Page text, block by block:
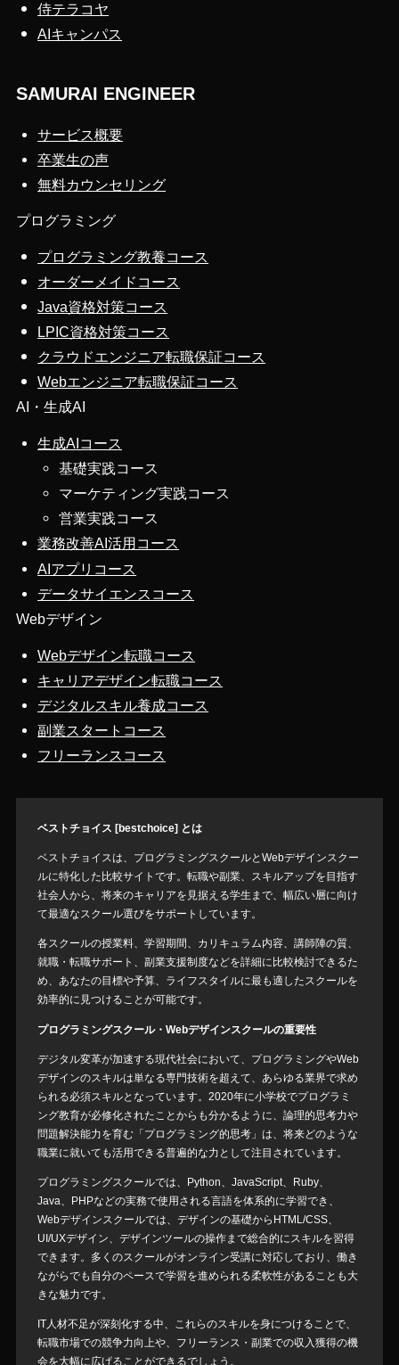
侍テラコヤ
AIキャンパス
SAMURAI ENGINEER
サービス概要
卒業生の声
無料カウンセリング
プログラミング
プログラミング教養コース
オーダーメイドコース
Java資格対策コース
LPIC資格対策コース
クラウドエンジニア転職保証コース
Webエンジニア転職保証コース
AI・生成AI
生成AIコース
基礎実践コース
マーケティング実践コース
営業実践コース
業務改善AI活用コース
AIアプリコース
データサイエンスコース
Webデザイン
Webデザイン転職コース
キャリアデザイン転職コース
デジタルスキル養成コース
副業スタートコース
フリーランスコース
ベストチョイス [bestchoice] とは
ベストチョイスは、プログラミングスクールとWebデザインスクー
ルに特化した比較サイトです。転職や副業、スキルアップを目指す
社会人から、将来のキャリアを見据える学生まで、幅広い層に向け
て最適なスクール選びをサポートしています。
各スクールの授業料、学習期間、カリキュラム内容、講師陣の質、
就職・転職サポート、副業支援制度などを詳細に比較検討できるた
め、あなたの目標や予算、ライフスタイルに最も適したスクールを
効率的に見つけることが可能です。
プログラミングスクール・Webデザインスクールの重要性
デジタル変革が加速する現代社会において、プログラミングやWeb
デザインのスキルは単なる専門技術を超えて、あらゆる業界で求め
られる必須スキルとなっています。2020年に小学校でプログラミ
ング教育が必修化されたことからも分かるように、論理的思考力や
問題解決能力を育む「プログラミング的思考」は、将来どのような
職業に就いても活用できる普遍的な力として注目されています。
プログラミングスクールでは、Python、JavaScript、Ruby、
Java、PHPなどの実務で使用される言語を体系的に学習でき、
Webデザインスクールでは、デザインの基礎からHTML/CSS、
UI/UXデザイン、デザインツールの操作まで総合的にスキルを習得
できます。多くのスクールがオンライン受講に対応しており、働き
ながらでも自分のペースで学習を進められる柔軟性があることも大
きな魅力です。
IT人材不足が深刻化する中、これらのスキルを身につけることで、
転職市場での競争力向上や、フリーランス・副業での収入獲得の機
会を大幅に広げることができるでしょう。